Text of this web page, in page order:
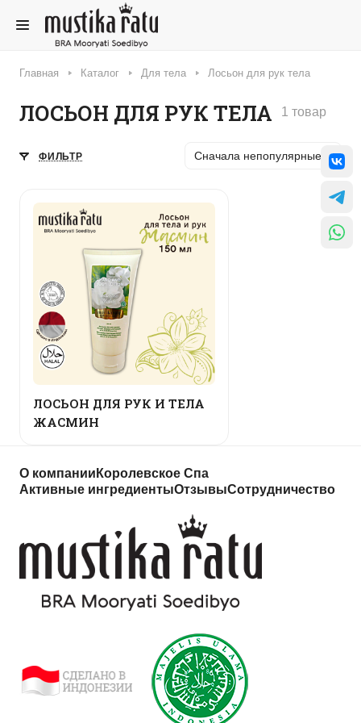
Главная Каталог Для тела Лосьон для рук тела
ЛОСЬОН ДЛЯ РУК ТЕЛА 1 товар
ФИЛЬТР Сначала непопулярные
ЛОСЬОН ДЛЯ РУК И ТЕЛА
ЖАСМИН
О компании Королевское Спа
Активные ингредиентыОтзывыСотрудничество